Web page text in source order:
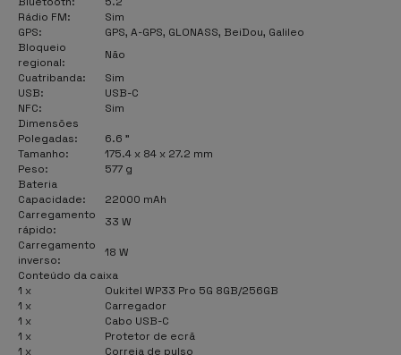
Rádio FM:
Sim
GPS:
GPS, A-GPS, GLONASS, BeiDou, Galileo
Bloqueio
regional:
Não
Cuatribanda:
Sim
USB:
USB-C
NFC:
Sim
Dimensões
Polegadas:
6.6 "
Tamanho:
175.4 x 84 x 27.2 mm
Peso:
577 g
Bateria
Capacidade:
22000 mAh
Carregamento
rápido:
33 W
Carregamento
inverso:
18 W
Conteúdo da caixa
1 x
Oukitel WP33 Pro 5G 8GB/256GB
1 x
Carregador
1 x
Cabo USB-C
1 x
Protetor de ecrã
1 x
Correia de pulso